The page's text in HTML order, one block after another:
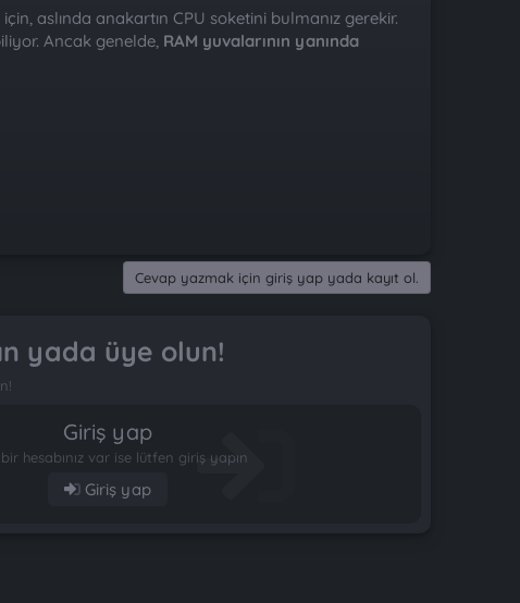
aslında anakartın CPU soketini bulmanız gerekir.
Ancak genelde, RAM yuvalarının yanında
Cevap yazmak için giriş yap yada kayıt ol.
yada üye olun!
Giriş yap
hesabınız var ise lütfen giriş yapın
Giriş yap